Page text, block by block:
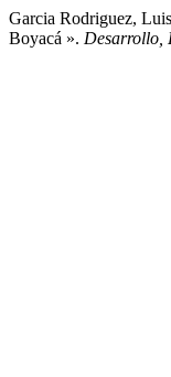
Garcia Rodriguez,
Boyacá ». Desarrollo,